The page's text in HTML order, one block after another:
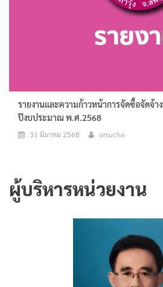
รายงานและความก้าวหน้าการจัดซื้อจัดจ้า
ปีงบประมาณ พ.ศ.2568
31 มีนาคม 2568 orsucha
ผู้บริหารหน่วยงาน